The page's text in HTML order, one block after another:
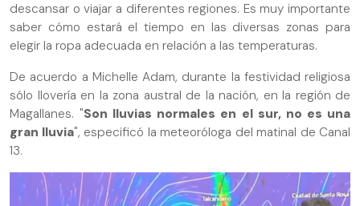
descansar o viajar a diferentes regiones. Es muy importante
saber cómo estará el tiempo en las diversas zonas para
elegir la ropa adecuada en relación a las temperaturas.
De acuerdo a Michelle Adam, durante la festividad religiosa
sólo llovería en la zona austral de la nación, en la región de
Magallanes. "Son lluvias normales en el sur, no es una
gran lluvia", especificó la meteoróloga del matinal de Canal
13.